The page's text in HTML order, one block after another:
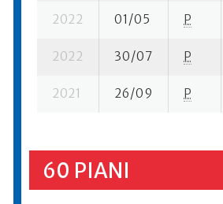
2022 01/05 P
2022 30/07 P
2021 26/09 P
60 PIANI